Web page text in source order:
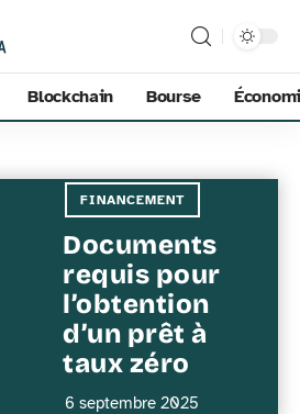
Blockchain Bourse
FINANCEMENT
Documents
requis pour
l’obtention
d’un prêt à
taux zéro
6 septembre 2025